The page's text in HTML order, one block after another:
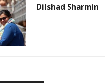
Dilshad Sharmin